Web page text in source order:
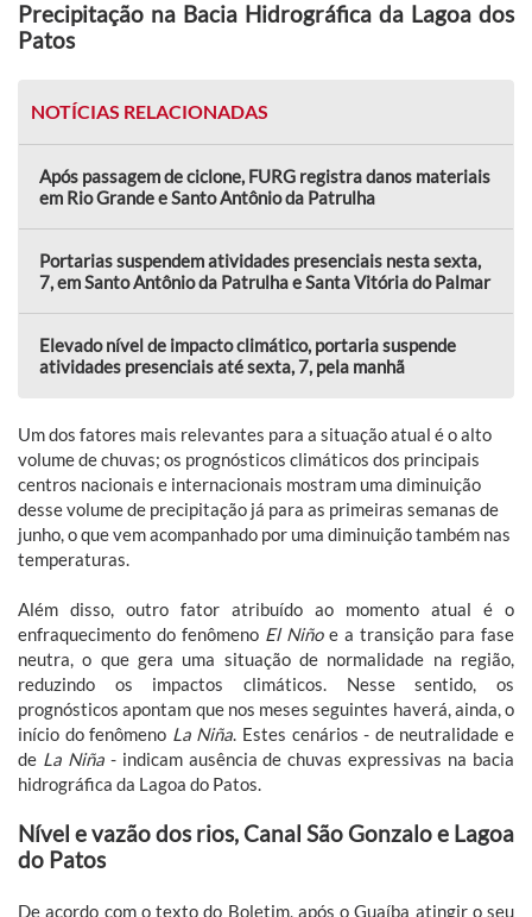
Precipitação na Bacia Hidrográfica da Lagoa dos
Patos
NOTÍCIAS RELACIONADAS
Após passagem de ciclone, FURG registra danos materiais
em Rio Grande e Santo Antônio da Patrulha
Portarias suspendem atividades presenciais nesta sexta,
7, em Santo Antônio da Patrulha e Santa Vitória do Palmar
Elevado nível de impacto climático, portaria suspende
atividades presenciais até sexta, 7, pela manhã
Um dos fatores mais relevantes para a situação atual é o alto
volume de chuvas; os prognósticos climáticos dos principais
centros nacionais e internacionais mostram uma diminuição
desse volume de precipitação já para as primeiras semanas de
junho, o que vem acompanhado por uma diminuição também nas
temperaturas.
Além disso, outro fator atribuído ao momento atual é o
enfraquecimento do fenômeno El Niñoe a transição para fase
neutra, o que gera uma situação de normalidade na região,
reduzindo os impactos climáticos. Nesse sentido, os
prognósticos apontam que nos meses seguintes haverá, ainda, o
início do fenômeno La Niña. Estes cenários - de neutralidade e
de La Niña- indicam ausência de chuvas expressivas na bacia
hidrográfica da Lagoa do Patos.
Nível e vazão dos rios, Canal São Gonzalo e Lagoa
do Patos
De acordo com o texto do Boletim, após o Guaíba atingir o seu